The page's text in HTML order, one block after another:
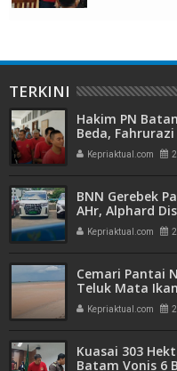
TERKINI
Hakim PN
Beda,
Azzurah dan
Kepriaktual.com
BNN Gerebek
AHr, Alphard
Mitra Usaha
Kepriaktual.com
Cemari Pantai
Teluk Mata
Amdal
Kepriaktual.com
Kuasai 303
Batam Vonis 6